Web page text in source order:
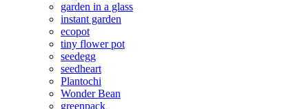
garden in a glass
instant garden
ecopot
tiny flower pot
seedegg
seedheart
Plantochi
Wonder Bean
greenpack